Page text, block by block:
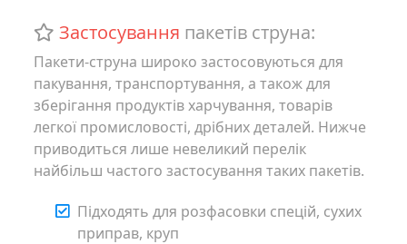
Застосування пакетів струна:
Пакети-струна широко застосовуються для
пакування, транспортування, а також для
зберігання продуктів харчування, товарів
легкої промисловості, дрібних деталей. Нижче
приводиться лише невеликий перелік
найбільш частого застосування таких пакетів.
Підходять для розфасовки спецій, сухих
приправ, круп